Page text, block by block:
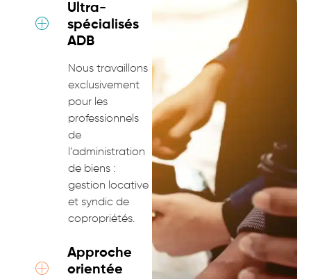
Ultra-
spécialisés
ADB
Nous travaillons
exclusivement
pour les
professionnels
de
l’administration
de biens :
gestion locative
et syndic de
copropriétés.
Approche
orientée